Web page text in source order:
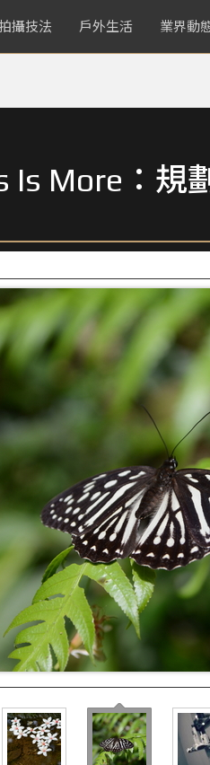
拍攝技法 戶外生活 業界動
Is More：規